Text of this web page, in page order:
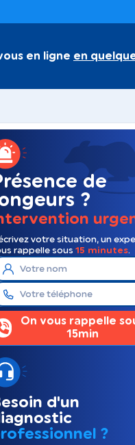
en ligne en
de
?
votre situation, un
rappelle sous 15 minutes.
On vous rappelle
15min
d'un
?